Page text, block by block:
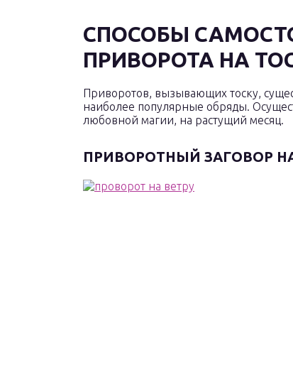
СПОСОБЫ
ПРИВОРОТА НА
Приворотов, вызывающих тоску,
наиболее популярные обряды.
любовной магии, на растущий месяц.
ПРИВОРОТНЫЙ ЗАГОВОР